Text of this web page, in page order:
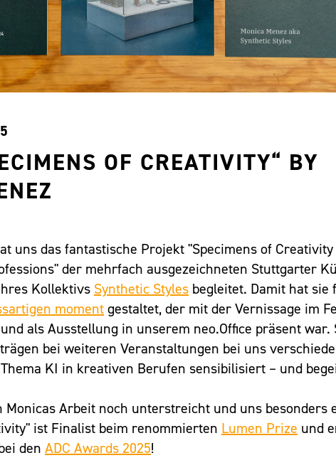
OF CREATIVITY“ BY
uns das fantastische Projekt "Specimens of Creativity
der mehrfach ausgezeichneten Stuttgarter
Kollektivs Synthetic Styles begleitet. Damit hat sie
momentgestaltet, der mit der Vernissage im
als Ausstellung in unserem neo.Office präsent war.
bei weiteren Veranstaltungen bei uns
KI in kreativen Berufen sensibilisiert – und
Monicas Arbeit noch unterstreicht und uns besonders
ist Finalist beim renommierten Lumen Prize und
den ADC Awards 2025!